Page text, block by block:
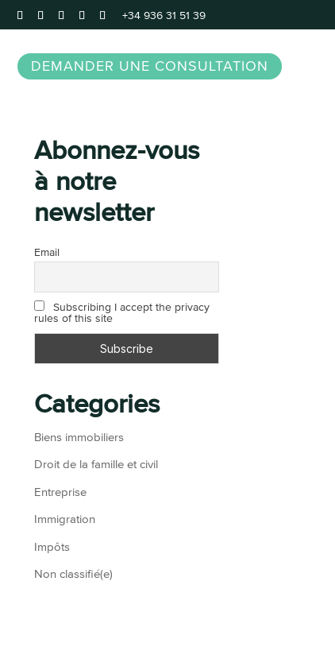
+34 936 31 51 39
DEMANDER UNE CONSULTATION
Abonnez-vous
à notre
newsletter
Email
Subscribing I accept the privacy
rules of this site
Categories
Biens immobiliers
Droit de la famille et civil
Entreprise
Immigration
Impôts
Non classifié(e)